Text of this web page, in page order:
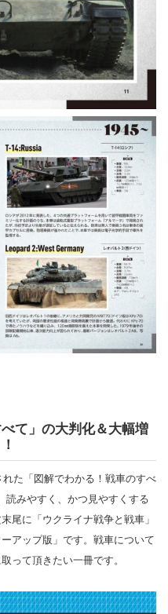
て」の大判化＆大幅増
た「図解でわかる！戦車のすべ
読みやすく、かつ見やすくする
尾に「ウクライナ戦争と戦車」
アップ版」です。戦車について
って頂きたい一冊です。